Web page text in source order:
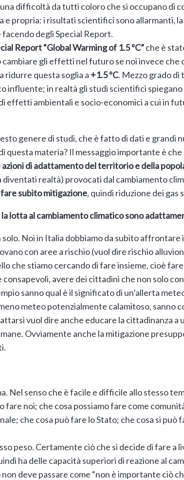
difficoltà da tutti coloro che si occupano di
e propria: i risultati scientifici sono allarmanti,
degli Special Report.
Report “Global Warming of 1.5 ºC”che è
gli effetti nel futuro se noi invece che
ridurre questa soglia a +1.5 ºC. Mezzo grado di
influente; in realtà gli studi scientifici spiegano
effetti ambientali e socio-economici a cui in
genere di studi, che è fatto di dati e grandi
materia? Il messaggio importante è che
di adattamento del territorio e della
realtà) provocati dal cambiamento
fare subito mitigazione, quindi riduzione dei gas
lotta al cambiamento climatico sono
solo. Noi in Italia dobbiamo da subito affrontare
con aree a rischio (vuol dire rischio
che stiamo cercando di fare insieme, cioè
avere dei cittadini che non solo
sanno qual è il significato di un’allerta
meteo potenzialmente calamitoso, sanno
vuol dire anche educare la cittadinanza a
Ovviamente anche la mitigazione
Nel senso che è facile e difficile allo stesso
fare noi; che cosa possiamo fare come
che cosa può fare lo Stato; che cosa si può
peso. Certamente ciò che si decide di fare a
ha delle capacità superiori di reazione al
deve passare come “non è importante ciò